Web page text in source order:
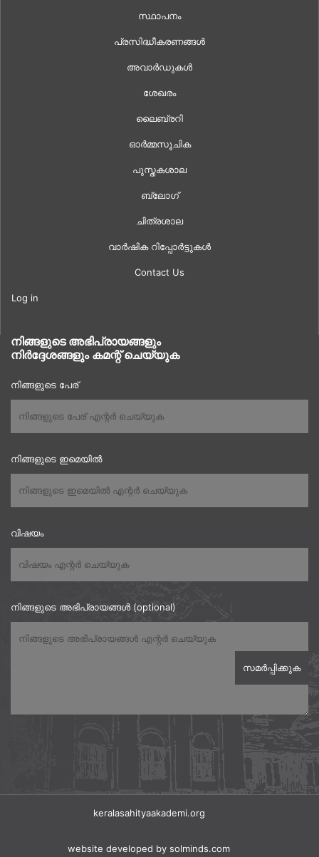
സ്ഥാപനം
പ്രസിദ്ധീകരണങ്ങൾ
അവാർഡുകൾ
ശേഖരം
ലൈബ്രറി
ഓർമ്മസൂചിക
പുസ്തകശാല
ബ്ലോഗ്
ചിത്രശാല
വാർഷിക റിപ്പോർട്ടുകൾ
Contact Us
Log in
നിങ്ങളുടെ അഭിപ്രായങ്ങളും
നിർദ്ദേശങ്ങളും കമന്റ് ചെയ്യുക
നിങ്ങളുടെ പേര്
നിങ്ങളുടെ ഇമെയിൽ
വിഷയം
നിങ്ങളുടെ അഭിപ്രായങ്ങൾ (optional)
keralasahityaakademi.org
website developed by solminds.com